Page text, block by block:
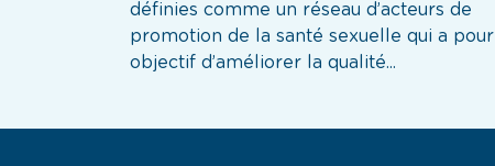
définies comme un réseau d’acteurs de
promotion de la santé sexuelle qui a pour
objectif d’améliorer la qualité...